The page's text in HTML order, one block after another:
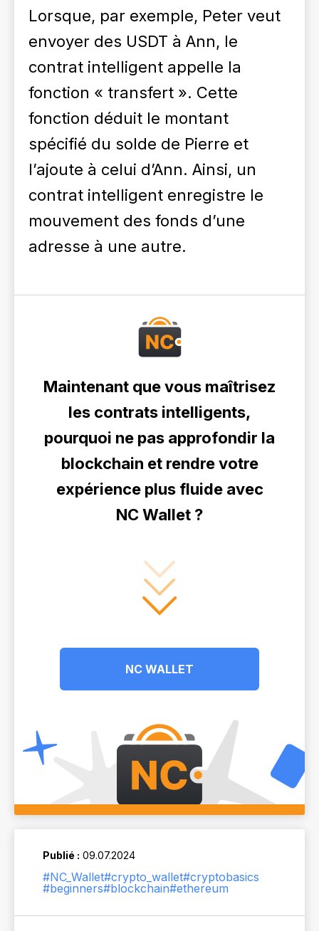
Lorsque, par exemple, Peter veut
envoyer des USDT à Ann, le
contrat intelligent appelle la
fonction « transfert ». Cette
fonction déduit le montant
spécifié du solde de Pierre et
l’ajoute à celui d’Ann. Ainsi, un
contrat intelligent enregistre le
mouvement des fonds d’une
adresse à une autre.
Maintenant que vous maîtrisez
les contrats intelligents,
pourquoi ne pas approfondir la
blockchain et rendre votre
expérience plus fluide avec
NC Wallet ?
NC WALLET
Publié : 09.07.2024
#NC_Wallet#crypto_wallet#cryptobasics
#beginners#blockchain#ethereum